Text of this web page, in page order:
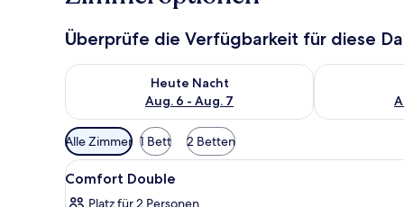
Überprüfe die Verfügbarkeit für diese
Heute Nacht
Aug. 6 - Aug. 7
Überprüfe die Verfügbarkeit für heute Nacht, Aug. 6
Überprüfe
Verfügbare
Filter
für
Alle Zimmer 1 Bett 2 Betten
Alle
Fotos
Ein Hotelzimmer mit einem
9
Comfort Double
Platz für 2 Personen